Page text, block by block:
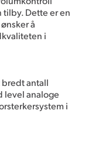
tilby. Dette er en
å
i
bredt antall
level analoge
i